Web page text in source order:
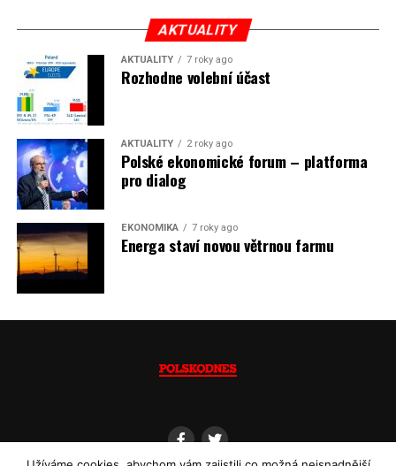
možná vozit své hnědé uhlí. ČEZ bude také spokojen –
škrtnutím 7 % elektřiny znamená totiž pro Polsko zcela
neplánované a nečekané skokové zvýšení závislosti na
dovozu elektřiny už od roku 2027.
(psáno pro info.cz)
AKTUALITY
AKTUALITY 7 roky ago
Rozhodne volební účast
AKTUALITY 2 roky ago
Polské ekonomické forum – platforma
pro dialog
EKONOMIKA 7 roky ago
Energa staví novou větrnou farmu